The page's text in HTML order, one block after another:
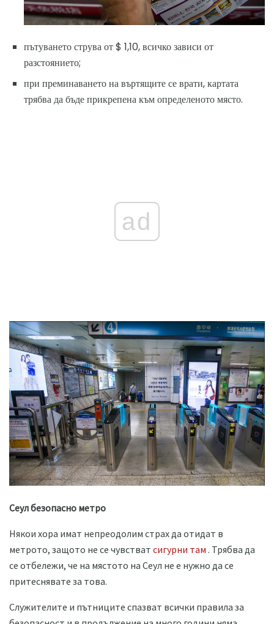
пътуването струва от $ 1,10, всичко зависи от
разстоянието;
при преминаването на въртящите се врати, картата
трябва да бъде прикрепена към определеното място.
ad
Сеул безопасно метро
Някои хора имат непреодолим страх да отидат в
метрото, защото не се чувстват сигурни там . Трябва да
се отбележи, че на мястото на Сеул не е нужно да се
притеснявате за това.
Служителите и пътниците спазват всички правила за